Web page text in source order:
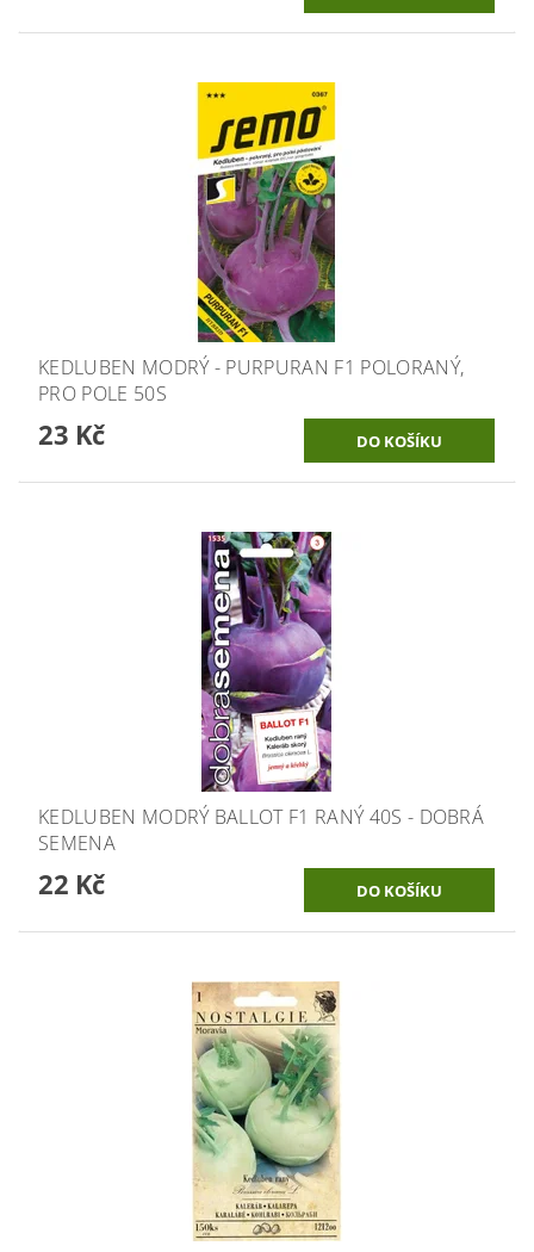
KEDLUBEN MODRÝ - PURPURAN F1 POLORANÝ,
PRO POLE 50S
23 Kč
KEDLUBEN MODRÝ BALLOT F1 RANÝ 40S - DOBRÁ
SEMENA
22 Kč